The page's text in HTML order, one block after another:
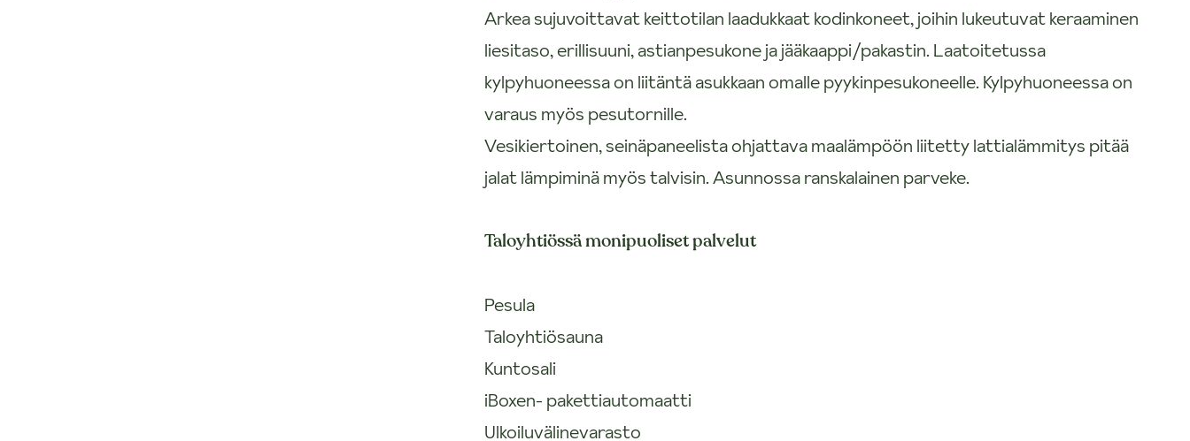
Arkea sujuvoittavat keittotilan laadukkaat kodinkoneet, joihin lukeutuvat keraaminen
liesitaso, erillisuuni, astianpesukone ja jääkaappi/pakastin. Laatoitetussa
kylpyhuoneessa on liitäntä asukkaan omalle pyykinpesukoneelle. Kylpyhuoneessa on
varaus myös pesutornille.
Vesikiertoinen, seinäpaneelista ohjattava maalämpöön liitetty lattialämmitys pitää
jalat lämpiminä myös talvisin. Asunnossa ranskalainen parveke.
Taloyhtiössä monipuoliset palvelut
Pesula
Taloyhtiösauna
Kuntosali
iBoxen- pakettiautomaatti
Ulkoiluvälinevarasto